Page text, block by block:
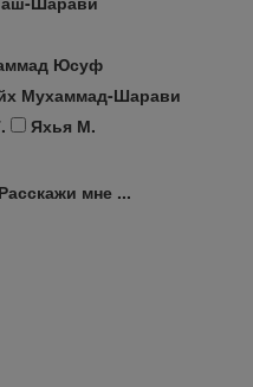
Юсуф
Мухаммад-Шарави
Яхья М.
Расскажи мне ...